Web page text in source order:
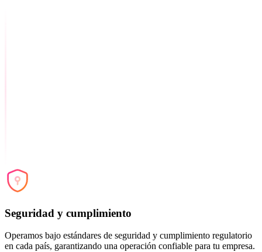
Seguridad y cumplimiento
Operamos bajo estándares de seguridad y cumplimiento regulatorio
en cada país, garantizando una operación confiable para tu empresa.